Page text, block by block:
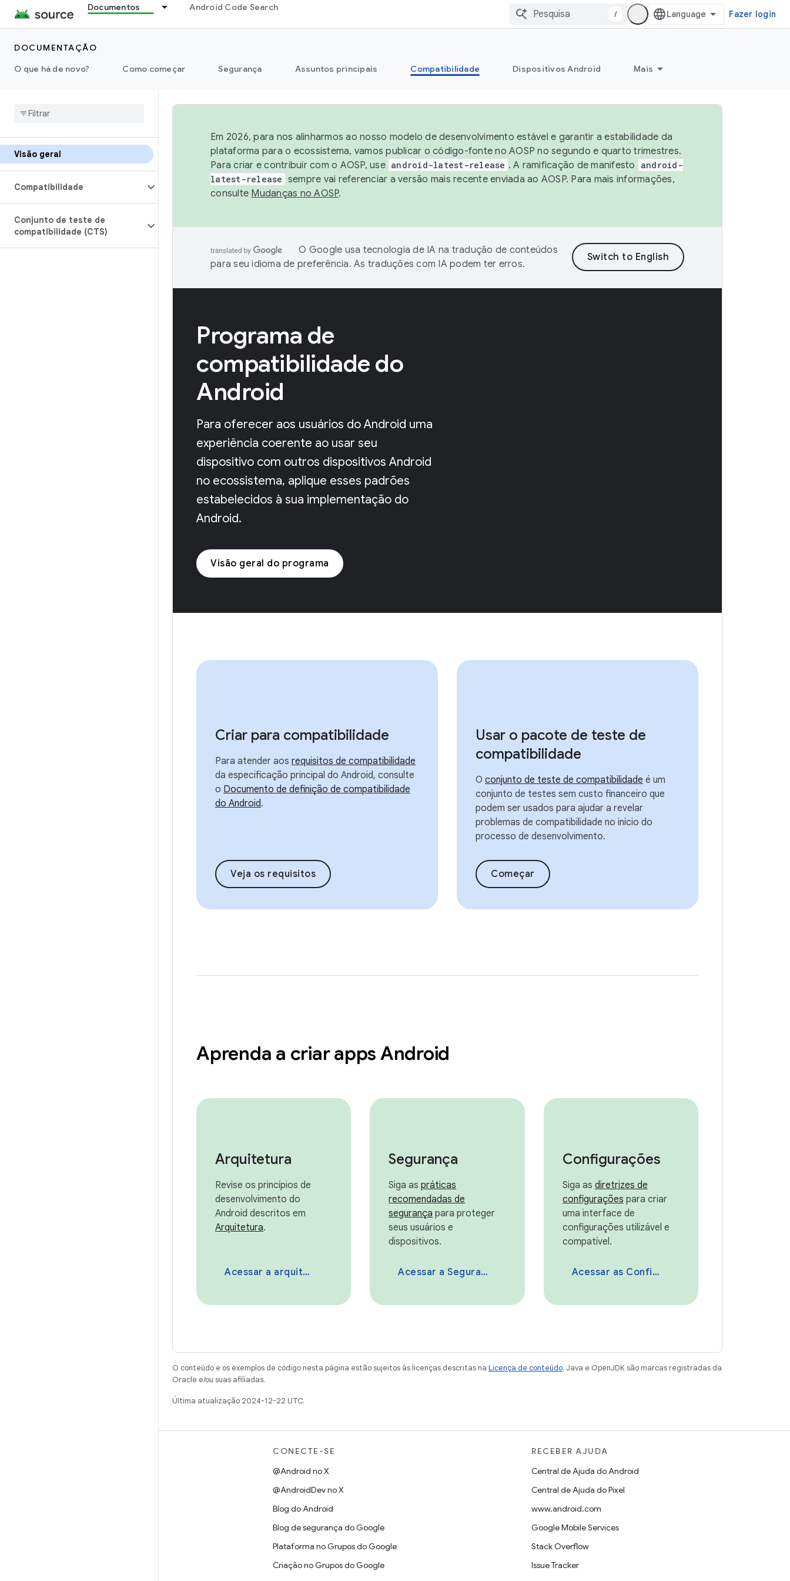
Documentos Android Code Search
/ Fazer login
DOCUMENTAÇÃO
O que há de novo?
Como começar Segurança Assuntos principais Compatibilidade Dispositivos Android Mais
Visão geral
Compatibilidade
Conjunto de teste de
compatibilidade (CTS)
Em 2026, para nos alinharmos ao nosso modelo de desenvolvimento estável e garantir a estabilidade da
plataforma para o ecossistema, vamos publicar o código-fonte no AOSP no segundo e quarto trimestres.
Para criar e contribuir com o AOSP, use android-latest-release . A ramificação de manifesto
android-
latest-release sempre vai referenciar a versão mais recente enviada ao AOSP. Para mais informações,
consulte Mudanças no AOSP.
O Google usa tecnologia de IA na tradução de conteúdos
para seu idioma de preferência. As traduções com IA podem ter erros.
Programa de
compatibilidade do
Android
Para oferecer aos usuários do Android uma
experiência coerente ao usar seu
dispositivo com outros dispositivos Android
no ecossistema, aplique esses padrões
estabelecidos à sua implementação do
Android.
Visão geral do programa
Criar para compatibilidade
Para atender aos requisitos de compatibilidade
da especificação principal do Android, consulte
o Documento de definição de compatibilidade
do Android.
Veja os requisitos
Usar o pacote de teste de
compatibilidade
O conjunto de teste de compatibilidade é um
conjunto de testes sem custo financeiro que
podem ser usados para ajudar a revelar
problemas de compatibilidade no início do
processo de desenvolvimento.
Começar
Aprenda a criar apps Android
Arquitetura
Revise os princípios de
desenvolvimento do
Android descritos em
Arquitetura.
Acessar a arquitetura
Segurança
Siga aspráticas
recomendadas de
segurança para proteger
seus usuários e
dispositivos.
Acessar a Segurança
Configurações
Siga as diretrizes de
configurações para criar
uma interface de
configurações utilizável e
compatível.
Acessar as Configurações
O conteúdo e os exemplos de código nesta página estão sujeitos às licenças descritas na Licença de conteúdo. Java e OpenJDK são marcas registradas da
Oracle e/ou suas afiliadas.
Última atualização 2024-12-22 UTC.
CONECTE-SE
@Android no X
@AndroidDev no X
Blog do Android
Blog de segurança do Google
Plataforma no Grupos do Google
Criação no Grupos do Google
RECEBER AJUDA
Central de Ajuda do Android
Central de Ajuda do Pixel
www.android.com
Google Mobile Services
Stack Overflow
Issue Tracker